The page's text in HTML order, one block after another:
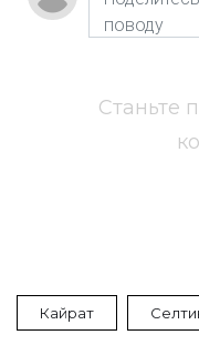
Станьте
Кайрат